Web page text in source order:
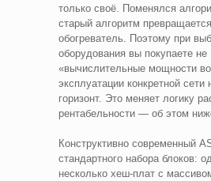
только своё. Поменялся
старый алгоритм
обогреватель. Поэтому при
оборудования вы покупаете не
«вычислительные мощности
эксплуатации конкретной
горизонт. Это меняет логику
рентабельности — об этом
Конструктивно современный
стандартного набора блоков:
несколько хеш-плат с